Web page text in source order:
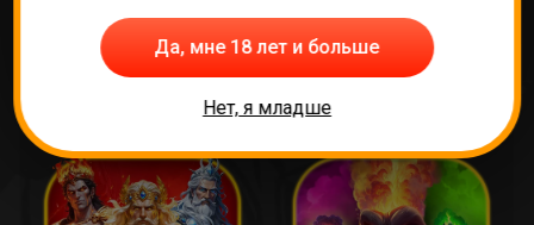
Самые популярные
игры
Да, мне 18 лет и больше
Нет, я младше